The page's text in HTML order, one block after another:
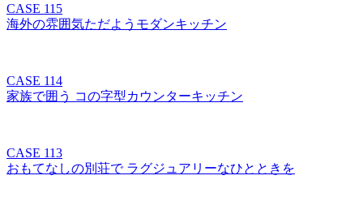
CASE 115
海外の雰囲気ただようモダンキッチン
CASE 114
家族で囲う コの字型カウンターキッチン
CASE 113
おもてなしの別荘で ラグジュアリーなひとときを